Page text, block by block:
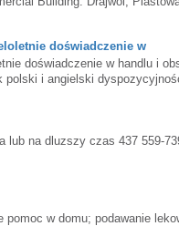
doświadczenie w
doświadczenie w handlu i
polski i angielski
lub na dluzszy czas 437 559-
w domu; podawanie